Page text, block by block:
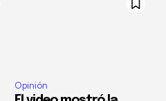
Opinión